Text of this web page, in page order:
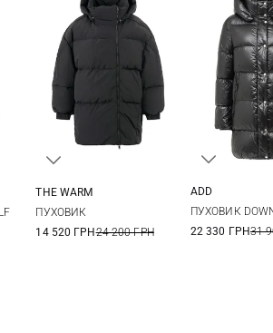
THE WARM
ПУХОВИК
14 520 ГРН24 200 ГРН
ADD
ПУХОВИК
22 330 ГРН31